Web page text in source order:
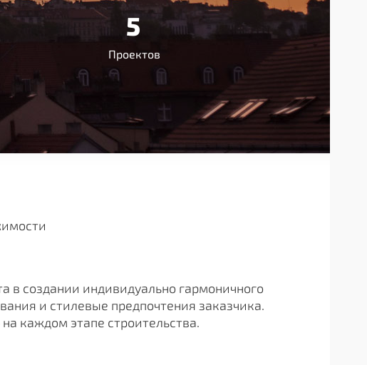
5
Проектов
в создании индивидуально гармоничного
и стилевые предпочтения заказчика.
каждом этапе строительства.